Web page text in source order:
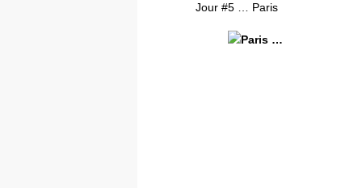
Jour #5 … Paris